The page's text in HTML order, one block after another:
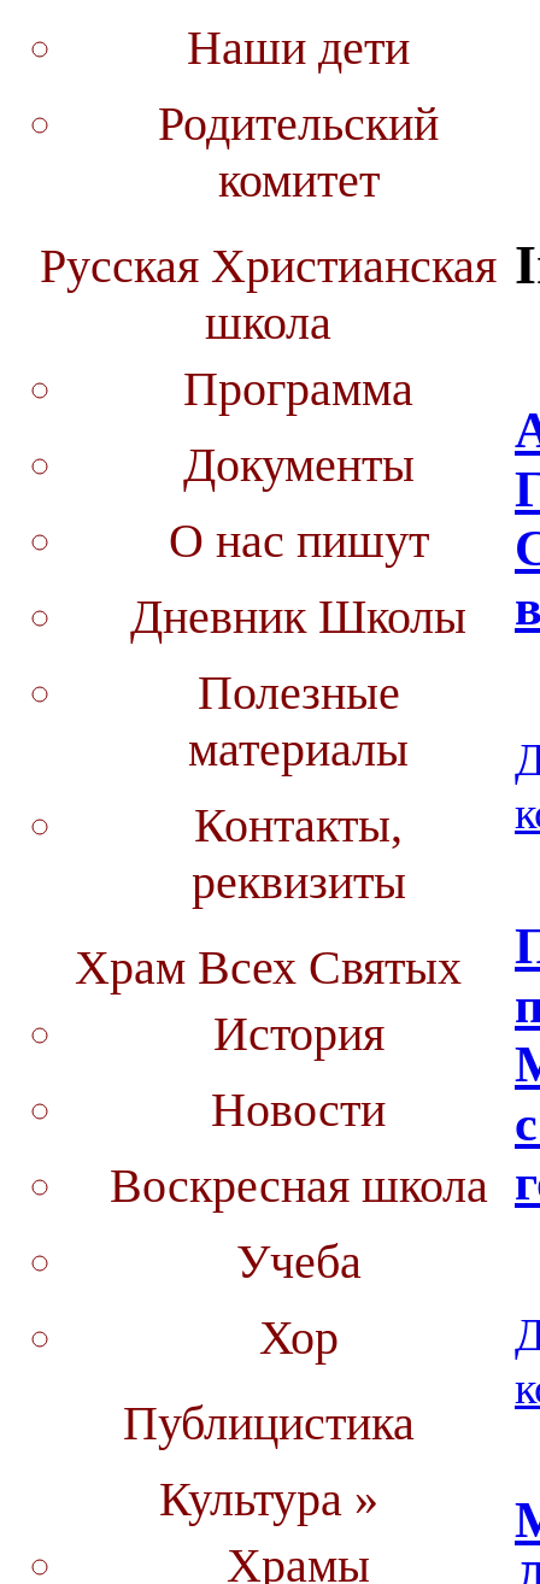
Наши дети
Родительский
комитет
Русская Христианская
школа
Программа
Документы
О нас пишут
Дневник Школы
Полезные
материалы
Контакты,
реквизиты
Храм Всех Святых
История
Новости
Воскресная школа
Учеба
Хор
Публицистика
Культура »
Храмы